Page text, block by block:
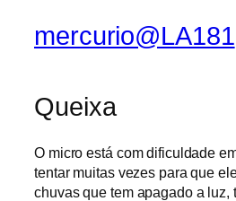
mercurio@LA181
Queixa
O micro está com dificuldade
tentar muitas vezes para que
chuvas que tem apagado a luz,